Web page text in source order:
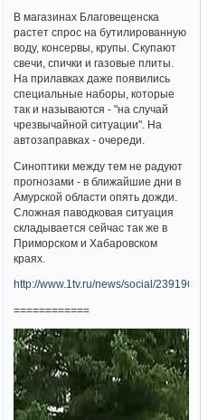
В магазинах Благовещенска
растет спрос на бутилированную
воду, консервы, крупы. Скупают
свечи, спички и газовые плиты.
На прилавках даже появились
специальные наборы, которые
так и называются - "на случай
чрезвычайной ситуации". На
автозаправках - очереди.
Синоптики между тем не радуют
прогнозами - в ближайшие дни в
Амурской области опять дожди.
Сложная паводковая ситуация
складывается сейчас так же в
Приморском и Хабаровском
краях.
http://www.1tv.ru/news/social/239196
============